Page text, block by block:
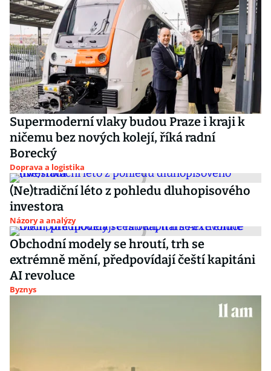
Supermoderní vlaky budou Praze i kraji k
ničemu bez nových kolejí, říká radní
Borecký
Doprava a logistika
(Ne)tradiční léto z pohledu dluhopisového
investora
Názory a analýzy
Obchodní modely se hroutí, trh se
extrémně mění, předpovídají čeští kapitáni
AI revoluce
Byznys